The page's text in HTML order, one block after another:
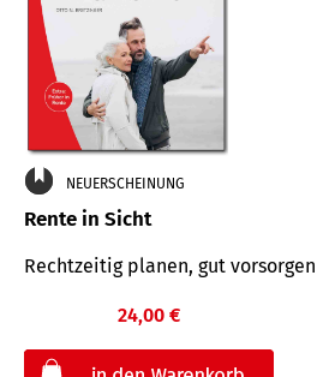
NEUERSCHEINUNG
Rente in Sicht
Rechtzeitig planen, gut vorsorgen
24,00 €